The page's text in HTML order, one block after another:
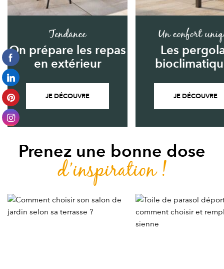
Tendance
On prépare les repas
en extérieur
JE DÉCOUVRE
Un confort
Les
JE DÉCOUVRE
Prenez une bonne dose
d’inspiration !